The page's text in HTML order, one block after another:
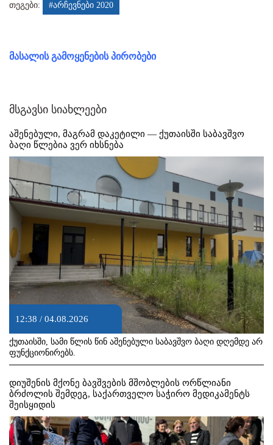
თეგები: #არჩევნები 2020
მასალის გამოყენების პირობები
მსგავსი სიახლეები
აშენებული, მაგრამ დაკეტილი — ქუთაისში საბავშვო
ბაღი წლებია ვერ იხსნება
12:38 / 04.08.2026
ქუთაისში, სამი წლის წინ აშენებული საბავშვო ბაღი დღემდე არ
ფუნქციონირებს.
დიუშენის მქონე ბავშვების მშობლების ორწლიანი
ბრძოლის შემდეგ, საქართველო საჭირო მედიკამენტს
შეისყიდის